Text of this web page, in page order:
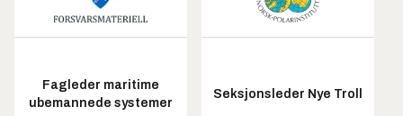
Fagleder maritime
ubemannede systemer
Seksjonsleder Nye Troll